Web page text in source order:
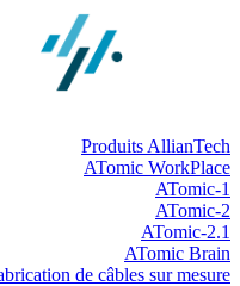
Produits AllianTech
ATomic WorkPlace
ATomic-1
ATomic-2
ATomic-2.1
ATomic Brain
de câbles sur mesure